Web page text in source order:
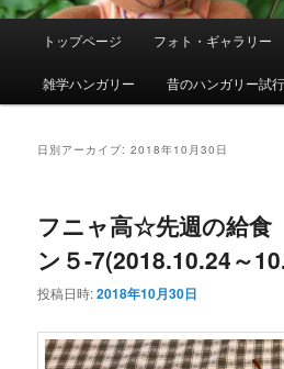
メ
メ
イ
ン
サ
ブ
テ
トップページ フォト・ギャラリー
雑学ハンガリー 昔のハンガリー試
日別アーカイブ:2018年10月30日
フニャ高☆先週の給
ン５-7(2018.10.24～
投稿日時:2018年10月30日